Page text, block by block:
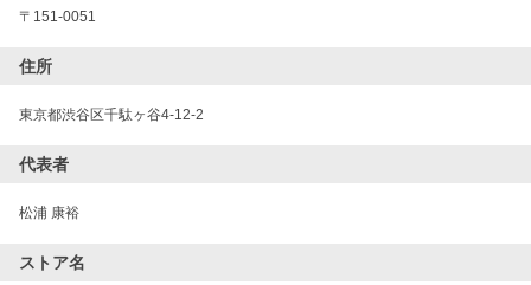
〒 151-0051
住所
東京都渋谷区千駄ヶ谷4-12-2
代表者
松浦 康裕
ストア名